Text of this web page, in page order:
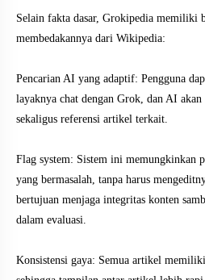
Selain fakta dasar, Grokipedia memiliki
membedakannya dari Wikipedia:
Pencarian AI yang adaptif: Pengguna
layaknya chat dengan Grok, dan AI
sekaligus referensi artikel terkait.
Flag system: Sistem ini memungkinkan
yang bermasalah, tanpa harus
bertujuan menjaga integritas konten
dalam evaluasi.
Konsistensi gaya: Semua artikel